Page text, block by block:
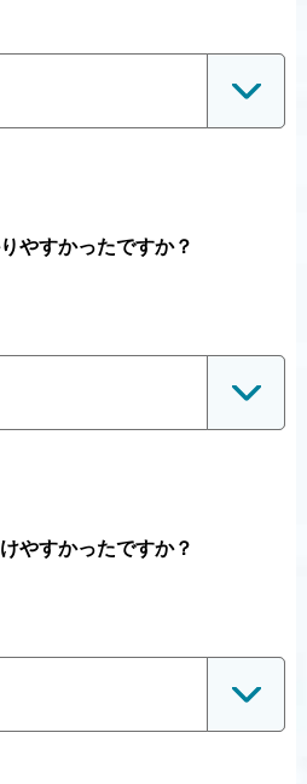
やすかったですか？
やすかったですか？